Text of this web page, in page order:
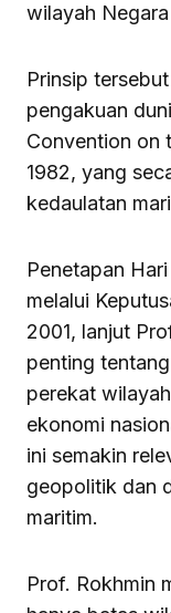
wilayah
Prinsip
pengakuan
Convention on
1982, yang
kedaulatan
Penetapan
melalui
2001, lanjut
penting
perekat
ekonomi
ini semakin
geopolitik dan
maritim.
Prof. Rokhmin